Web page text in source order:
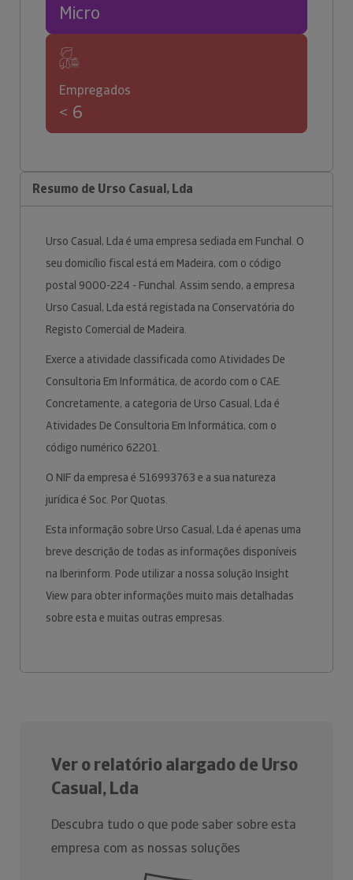
Micro
Empregados
< 6
Resumo de Urso Casual, Lda
Urso Casual, Lda é uma empresa sediada em Funchal. O
seu domicílio fiscal está em Madeira, com o código
postal 9000-224 - Funchal. Assim sendo, a empresa
Urso Casual, Lda está registada na Conservatória do
Registo Comercial de Madeira.
Exerce a atividade classificada como Atividades De
Consultoria Em Informática, de acordo com o CAE.
Concretamente, a categoria de Urso Casual, Lda é
Atividades De Consultoria Em Informática, com o
código numérico 62201.
O NIF da empresa é 516993763 e a sua natureza
jurídica é Soc. Por Quotas.
Esta informação sobre Urso Casual, Lda é apenas uma
breve descrição de todas as informações disponíveis
na Iberinform. Pode utilizar a nossa solução Insight
View para obter informações muito mais detalhadas
sobre esta e muitas outras empresas.
Ver o relatório alargado de Urso
Casual, Lda
Descubra tudo o que pode saber sobre esta
empresa com as nossas soluções